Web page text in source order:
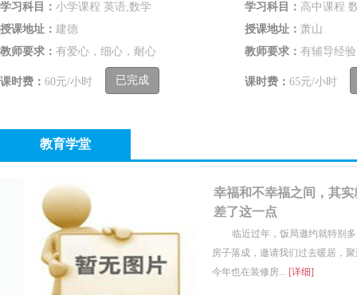
学习科目： 小学课程 英语,数学
授课地址： 建德
教师要求： 有爱心，细心，耐心
课时费： 60元/小时 已完成
学习科目： 高中课程
授课地址： 萧山
教师要求： 有辅导经验
课时费： 65元/小时
教育学堂
幸福和不幸福之间，其实
差了这一点
临近过年，饭局邀约就特别
房子落成，邀请我们过去暖居，
今年也在装修房... [详细]